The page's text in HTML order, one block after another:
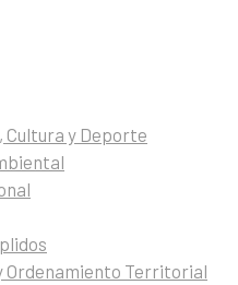
Cultura y Deporte
Ordenamiento Territorial